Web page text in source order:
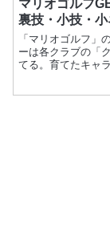
マリオゴルフ
裏技・小技・
「マリオゴルフ」
ーは各クラブの「
てる。育てたキャ